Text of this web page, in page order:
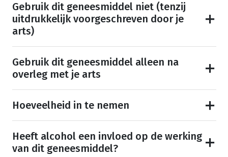
Gebruik dit geneesmiddel niet (tenzij
uitdrukkelijk voorgeschreven door je
arts)
Gebruik dit geneesmiddel alleen na
overleg met je arts
Hoeveelheid in te nemen
Heeft alcohol een invloed op de werking
van dit geneesmiddel?